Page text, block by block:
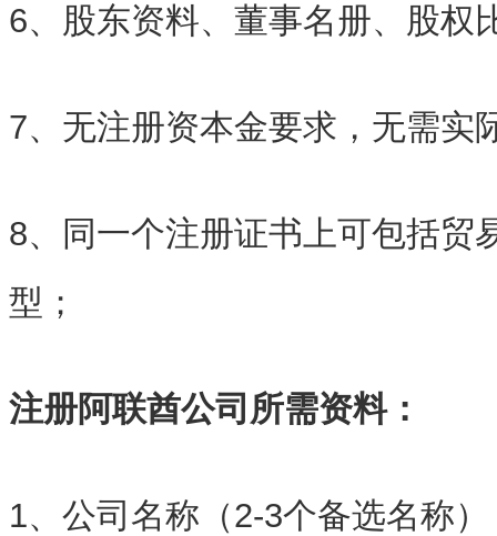
6、股东资料、董事名册、股权
7、无注册资本金要求，无需实
8、同一个注册证书上可包括贸
型；
注册阿联酋公司所需资料：
1、公司名称（2-3个备选名称）